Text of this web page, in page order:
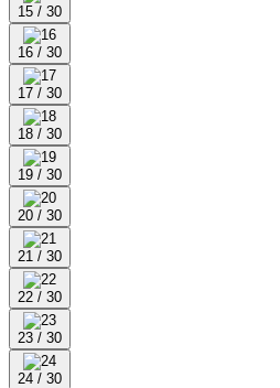
15 / 30
16 / 30
17 / 30
18 / 30
19 / 30
20 / 30
21 / 30
22 / 30
23 / 30
24 / 30